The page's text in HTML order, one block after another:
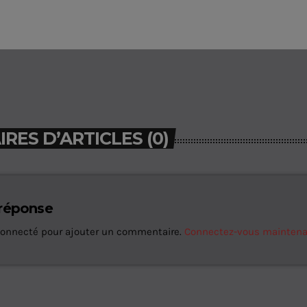
D’ARTICLES (0)
pour ajouter un commentaire. Connectez-vous